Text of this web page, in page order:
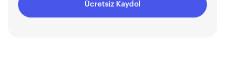
Ücretsiz Kaydol